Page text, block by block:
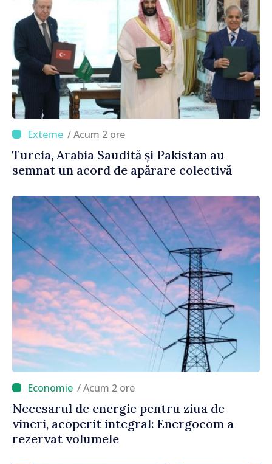
/ Acum 2 ore
Turcia, Arabia Saudită și Pakistan au
semnat un acord de apărare colectivă
/ Acum 2 ore
Necesarul de energie pentru ziua de
vineri, acoperit integral: Energocom a
rezervat volumele